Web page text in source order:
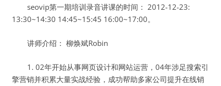
seovip第一期培训录音讲课的时间： 2012-12-23:
13:30~14:30 14:45~15:45 16:00~17:00。
讲师介绍： 柳焕斌Robin
1. 02年开始从事网页设计和网站运营，04年涉足搜索引
擎营销并积累大量实战经验，成功帮助多家公司提升在线销